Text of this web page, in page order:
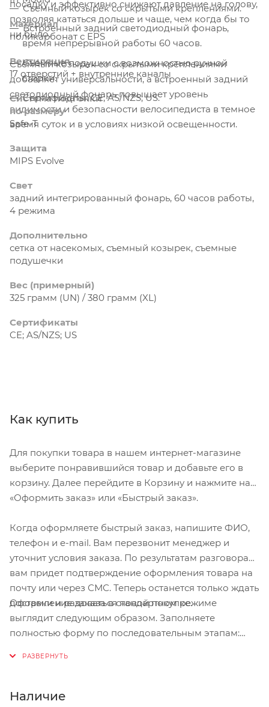
посадку и эффективно снижают давление на голову,
позволяя кататься дольше и чаще, чем когда бы то
ни было.
Съемный козырек со скрытыми креплениями
добавляет универсальности, а встроенный задний
светодиодный фонарь повышает уровень
видимости и безопасности велосипедиста в темное
время суток и в условиях низкой освещенности.
Съемный козырек со скрытыми креплениями.
Встроенный задний светодиодный фонарь,
время непрерывной работы 60 часов.
Съемные подушки с возможностью ручной
стирки.
Сертификаты: CE; AS/NZS; US.
Материал
поликарбонат с EPS
Вентиляция
17 отверстий + внутренние каналы
Система подгонки
по размеру
Safe-T
Защита
MIPS Evolve
Свет
задний интегрированный фонарь, 60 часов работы,
4 режима
Дополнительно
сетка от насекомых, съемный козырек, съемные
подушечки
Вес (примерный)
325 грамм (UN) / 380 грамм (XL)
Сертификаты
CE; AS/NZS; US
Как купить
Для покупки товара в нашем интернет-магазине
выберите понравившийся товар и добавьте его в
корзину. Далее перейдите в Корзину и нажмите на
«Оформить заказ» или «Быстрый заказ».
Когда оформляете быстрый заказ, напишите ФИО,
телефон и e-mail. Вам перезвонит менеджер и
уточнит условия заказа. По результатам разговора
вам придет подтверждение оформления товара на
почту или через СМС. Теперь останется только ждать
доставки и радоваться новой покупке.
Оформление заказа в стандартном режиме
выглядит следующим образом. Заполняете
полностью форму по последовательным этапам:
Нажмите кнопку «Оформить заказ».
Наличие